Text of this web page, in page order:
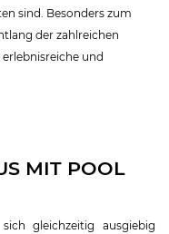
sind. Besonders zum
der zahlreichen
erlebnisreiche und
MIT POOL
gleichzeitig ausgiebig